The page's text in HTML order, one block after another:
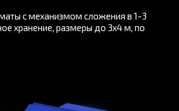
с механизмом сложения в 1-3
хранение, размеры до 3x4 м, по